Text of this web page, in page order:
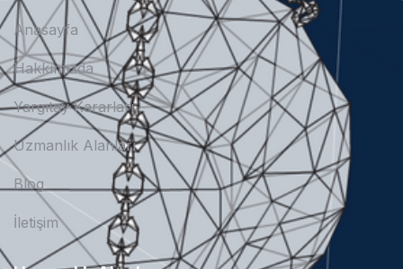
Anasayfa
Hakkımızda
Yargıtay Kararları
Uzmanlık Alanları
Blog
İletişim